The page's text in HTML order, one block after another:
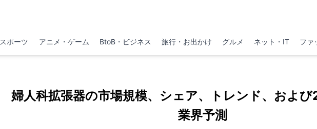
スポーツ アニメ・ゲーム BtoB・ビジネス 旅行・お出かけ グルメ ネット・IT ファ
婦人科拡張器の市場規模、シェア、トレンド、およ
業界予測